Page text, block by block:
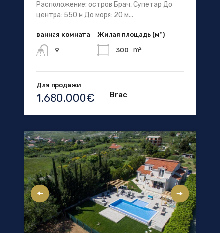
Расположение: остров Брач, Супетар До
центра: 550 м До моря: 20 м...
ванная комната
9
Жилая площадь (м²)
300 m²
Для продажи
1.680.000€ Brac